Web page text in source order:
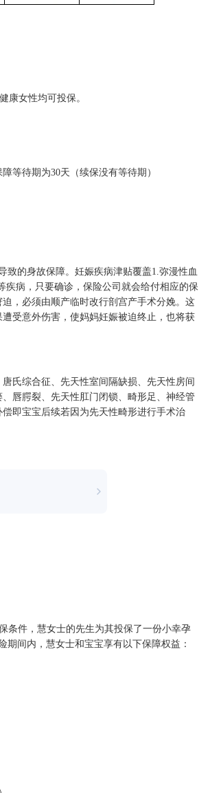
女性均可投保。
待期为30天（续保没有等待期）
的身故保障。妊娠疾病津贴覆盖1.弥漫性血
疾病，只要确诊，保险公司就会给付相应的保
，必须由顺产临时改行剖宫产手术分娩。这
受意外伤害，使妈妈妊娠被迫终止，也将获
氏综合征、先天性室间隔缺损、先天性房间
唇腭裂、先天性肛门闭锁、畸形足、神经管
即宝宝后续若因为先天性畸形进行手术治
件，慧女士的先生为其投保了一份小幸孕
间内，慧女士和宝宝享有以下保障权益：